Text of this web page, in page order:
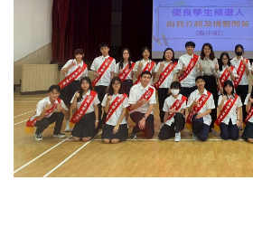
家長專區
臺北市111年度臺北酷課雲師資增能推廣
教育品質保證
防疫在家學習專區